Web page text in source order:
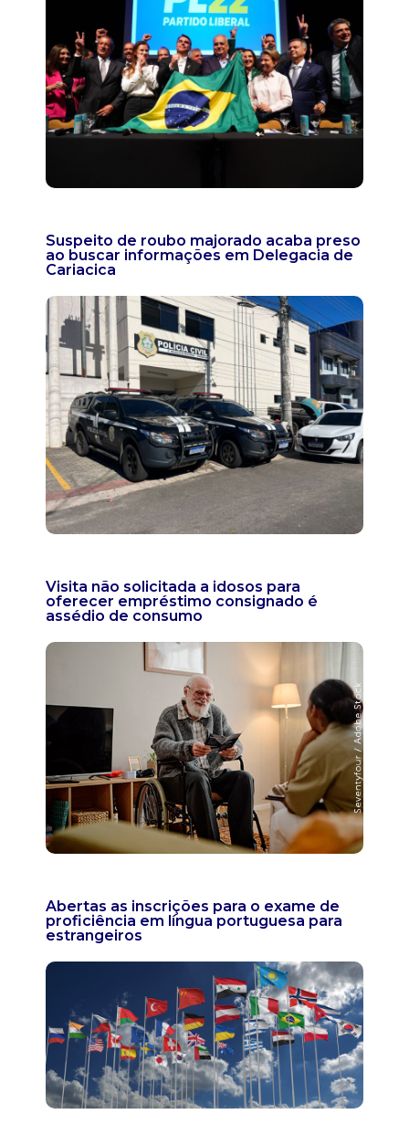
Suspeito de roubo majorado acaba preso
ao buscar informações em Delegacia de
Cariacica
Visita não solicitada a idosos para
oferecer empréstimo consignado é
assédio de consumo
Abertas as inscrições para o exame de
proficiência em língua portuguesa para
estrangeiros